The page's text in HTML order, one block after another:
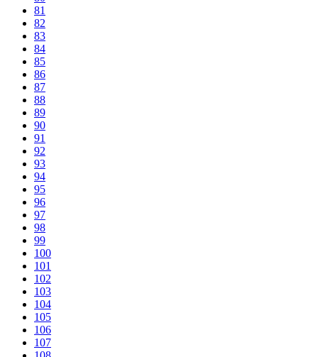
81
82
83
84
85
86
87
88
89
90
91
92
93
94
95
96
97
98
99
100
101
102
103
104
105
106
107